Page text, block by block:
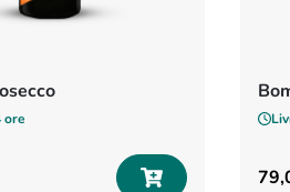
ore
79,